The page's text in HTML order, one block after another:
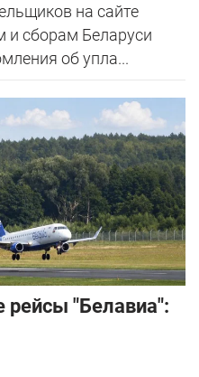
на сайте
и сборам Беларуси
об упла...
"Белавиа":